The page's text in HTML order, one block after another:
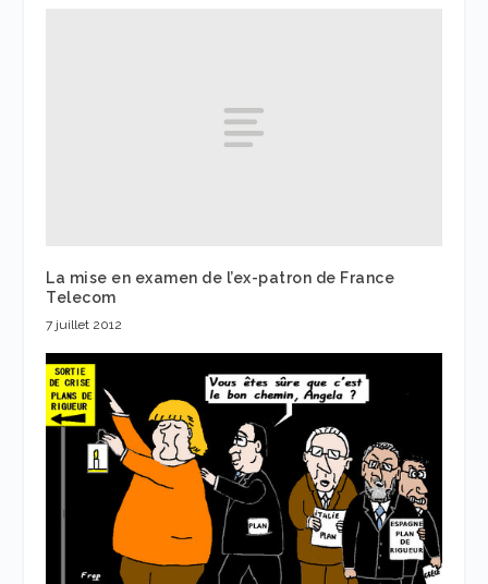
La mise en examen de l’ex-patron de France
Telecom
7 juillet 2012